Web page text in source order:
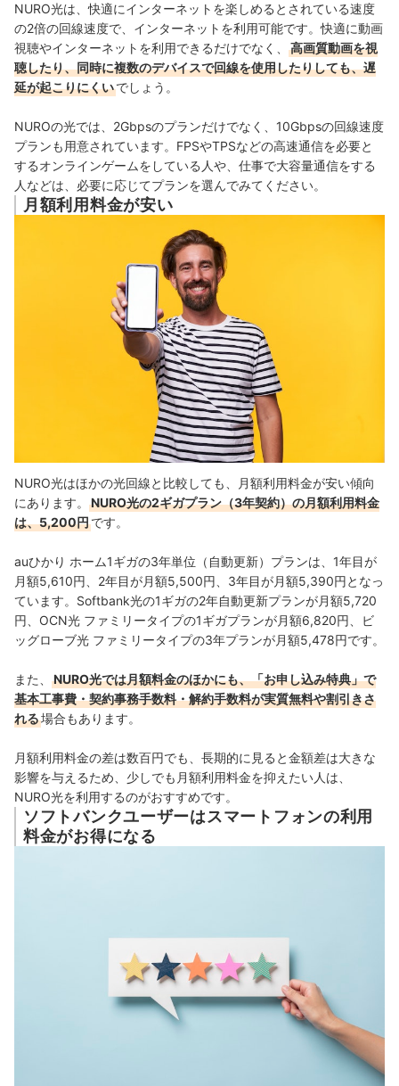
NURO光は、快適にインターネットを楽しめるとされている速度
の2倍の回線速度で、インターネットを利用可能です。快適に動画
視聴やインターネットを利用できるだけでなく、
高画質動画を視
聴したり、同時に複数のデバイスで回線を使用したりしても、遅
延が起こりにくいでしょう。
NUROの光では、2Gbpsのプランだけでなく、10Gbpsの回線速度
プランも用意されています。FPSやTPSなどの高速通信を必要と
するオンラインゲームをしている人や、仕事で大容量通信をする
人などは、必要に応じてプランを選んでみてください。
月額利用料金が安い
NURO光はほかの光回線と比較しても、月額利用料金が安い傾向
にあります。
NURO光の2ギガプラン（3年契約）の月額利用料金
は、5,200円です。
auひかり ホーム1ギガの3年単位（自動更新）プランは、1年目が
月額5,610円、2年目が月額5,500円、3年目が月額5,390円となっ
ています。Softbank光の1ギガの2年自動更新プランが月額5,720
円、OCN光 ファミリータイプの1ギガプランが月額6,820円、ビ
ッグローブ光 ファミリータイプの3年プランが月額5,478円です。
また、
NURO光では月額料金のほかにも、「お申し込み特典」で
基本工事費・契約事務手数料・解約手数料が実質無料や割引きさ
れる場合もあります。
月額利用料金の差は数百円でも、長期的に見ると金額差は大きな
影響を与えるため、少しでも月額利用料金を抑えたい人は、
NURO光を利用するのがおすすめです。
ソフトバンクユーザーはスマートフォンの利用
料金がお得になる